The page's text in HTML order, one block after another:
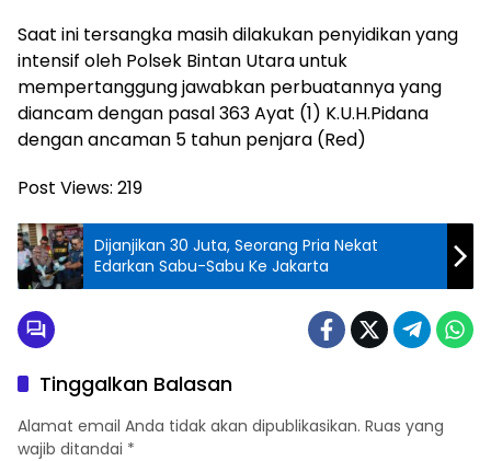
Saat ini tersangka masih dilakukan penyidikan yang
intensif oleh Polsek Bintan Utara untuk
mempertanggung jawabkan perbuatannya yang
diancam dengan pasal 363 Ayat (1) K.U.H.Pidana
dengan ancaman 5 tahun penjara (Red)
Post Views: 219
Dijanjikan 30 Juta, Seorang Pria Nekat
Edarkan Sabu-Sabu Ke Jakarta
Tinggalkan Balasan
Alamat email Anda tidak akan dipublikasikan. Ruas yang
wajib ditandai *